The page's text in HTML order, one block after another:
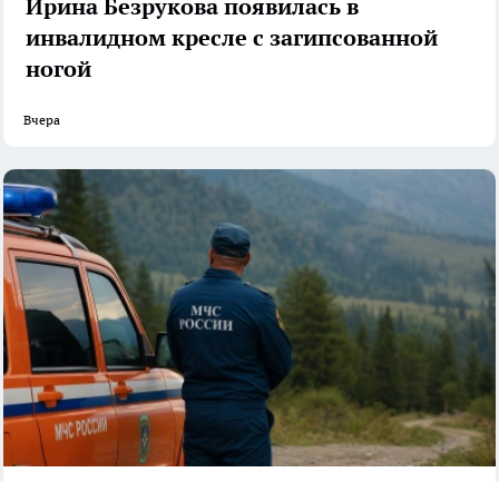
Ирина Безрукова появилась в
инвалидном кресле с загипсованной
ногой
Вчера